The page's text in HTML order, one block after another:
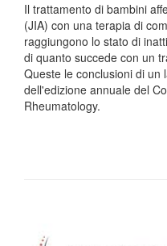
Il trattamento di bambini
(JIA) con una terapia di
raggiungono lo stato di
di quanto succede con un
Queste le conclusioni di un
dell'edizione annuale del
Rheumatology.